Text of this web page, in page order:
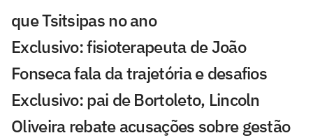
que Tsitsipas no ano
Exclusivo: fisioterapeuta de João
Fonseca fala da trajetória e desafios
Exclusivo: pai de Bortoleto, Lincoln
Oliveira rebate acusações sobre gestão